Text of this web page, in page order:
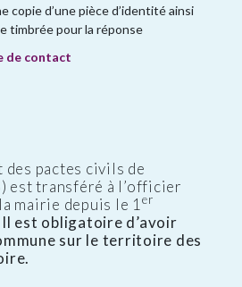
copie d’une pièce d’identité ainsi
timbrée pour la réponse
de contact
des pactes civils de
est transféré à l’officier
mairie depuis le 1 er
Il est obligatoire d’avoir
sur le territoire des